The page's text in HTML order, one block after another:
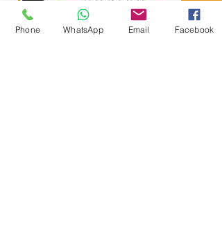
SEPAR ELEKTRIK OTOMOTİV&nbsp;İNŞAAT TAAH SAN TİC LTD
ŞTİ
عنوان المقر الرئيسي:&nbsp; &nbsp; &nbsp; YÜKSELTEPE MAH.
Phone WhatsApp Email Facebook